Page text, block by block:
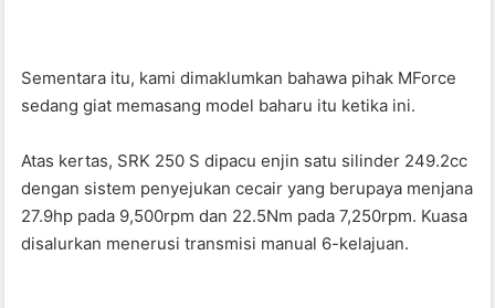
Sementara itu, kami dimaklumkan bahawa pihak MForce
sedang giat memasang model baharu itu ketika ini.
Atas kertas, SRK 250 S dipacu enjin satu silinder 249.2cc
dengan sistem penyejukan cecair yang berupaya menjana
27.9hp pada 9,500rpm dan 22.5Nm pada 7,250rpm. Kuasa
disalurkan menerusi transmisi manual 6-kelajuan.